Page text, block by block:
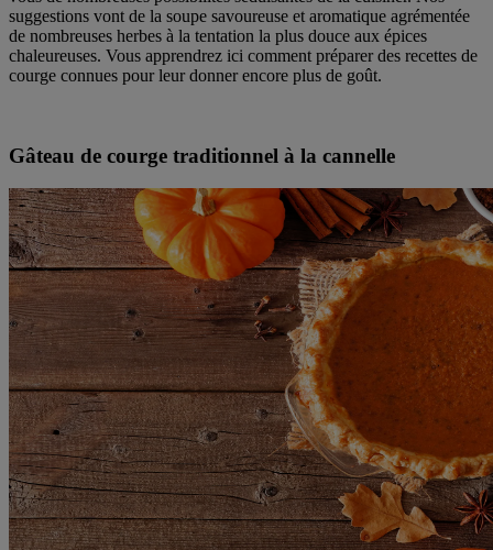
suggestions vont de la soupe savoureuse et aromatique agrémentée
de nombreuses herbes à la tentation la plus douce aux épices
chaleureuses. Vous apprendrez ici comment préparer des recettes de
courge connues pour leur donner encore plus de goût.
Gâteau de courge traditionnel à la cannelle